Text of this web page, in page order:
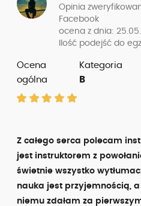
Opinia
Facebook
ocena z dnia:
Ilość podejść do
Ocena
ogólna
Kategoria
B
Z całego serca polecam
jest instruktorem z
świetnie wszystko
nauka jest przyjemnością,
niemu zdałam za